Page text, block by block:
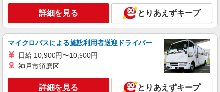
詳細を見る とりあえずキープ
マイクロバスによる施設利用者送迎ドライバー
日給 10,900円〜10,900円
神戸市須磨区
詳細を見る とりあえずキープ